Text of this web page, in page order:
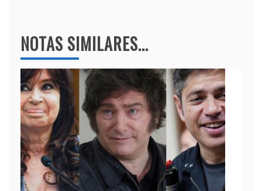
NOTAS SIMILARES...